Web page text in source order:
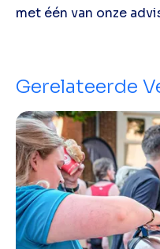
met één van onze
Gerelateerde